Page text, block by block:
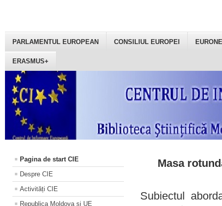
PARLAMENTUL EUROPEAN CONSILIUL EUROPEI
ERASMUS+
Pagina de start CIE
Despre CIE
Activități CIE
Republica Moldova și UE
Masa
Subiectul